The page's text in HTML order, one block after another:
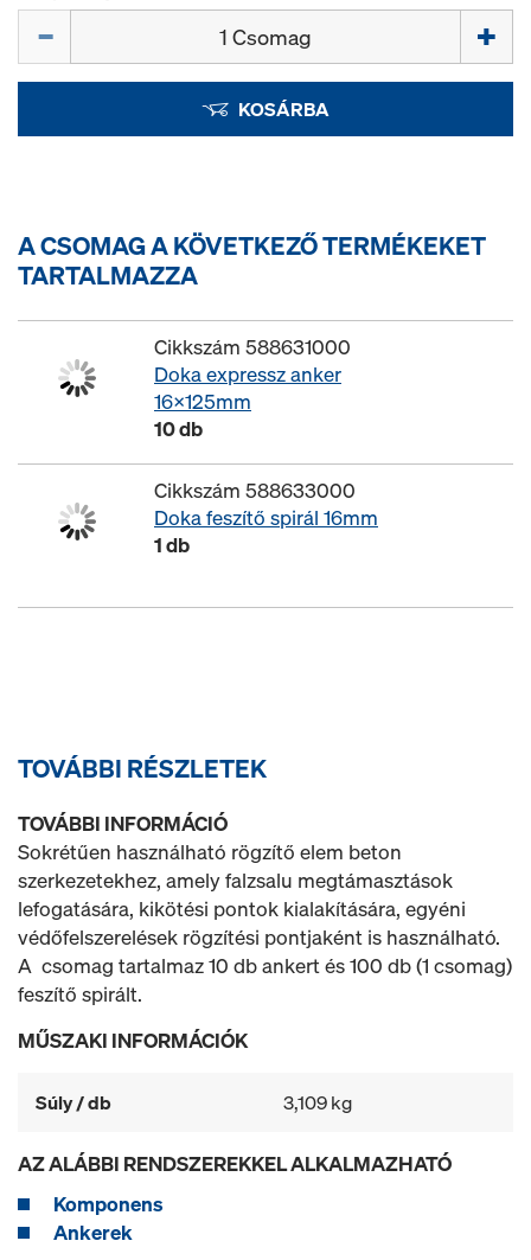
KOSÁRBA
A CSOMAG A KÖVETKEZŐ TERMÉKEKET
TARTALMAZZA
Cikkszám 588631000
Doka expressz anker
16x125mm
10 db
Cikkszám 588633000
Doka feszítő spirál 16mm
1 db
TOVÁBBI RÉSZLETEK
TOVÁBBI INFORMÁCIÓ
Sokrétűen használható rögzítő elem beton
szerkezetekhez, amely falzsalu megtámasztások
lefogatására, kikötési pontok kialakítására, egyéni
védőfelszerelések rögzítési pontjaként is használható.
A csomag tartalmaz 10 db ankert és 100 db (1 csomag)
feszítő spirált.
MŰSZAKI INFORMÁCIÓK
Súly / db 3,109 kg
AZ ALÁBBI RENDSZEREKKEL ALKALMAZHATÓ
Komponens
Ankerek